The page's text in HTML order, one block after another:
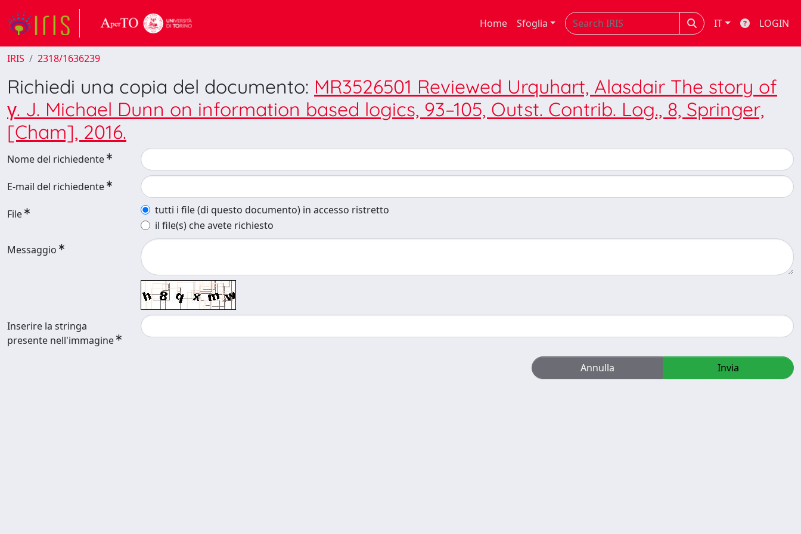
Home Sfoglia IT LOGIN
IRIS 2318/1636239
Richiedi una copia del documento: MR3526501 Reviewed Urquhart, Alasdair The story of
γ. J. Michael Dunn on information based logics, 93–105, Outst. Contrib. Log., 8, Springer,
[Cham], 2016.
Nome del richiedente
E-mail del richiedente
File
tutti i file (di questo documento) in accesso ristretto
il file(s) che avete richiesto
Messaggio
Inserire la stringa
presente nell'immagine
Annulla Invia